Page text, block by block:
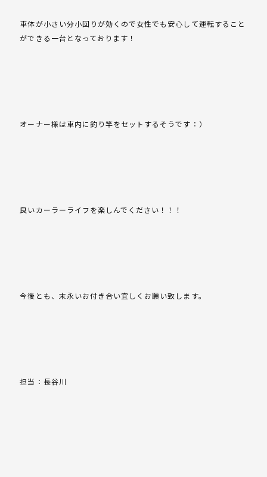
車体が小さい分小回りが効くので女性でも安心して運転すること
ができる一台となっております！
オーナー様は車内に釣り竿をセットするそうです：）
良いカーラーライフを楽しんでください！！！
今後とも、末永いお付き合い宜しくお願い致します。
担当：長谷川